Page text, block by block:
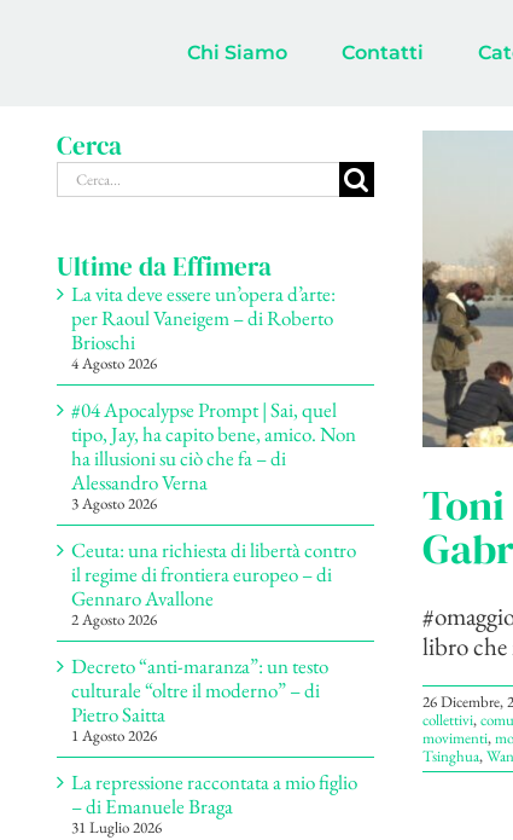
Chi Siamo Contatti
libro che
26 Dicembre,
collettivi,
movimenti,
Tsinghua,
Cerca
Cerca
per:
Ultime da Effimera
La vita deve essere un’opera d’arte:
per Raoul Vaneigem – di Roberto
Brioschi
4 Agosto 2026
#04 Apocalypse Prompt | Sai, quel
tipo, Jay, ha capito bene, amico. Non
ha illusioni su ciò che fa – di
Alessandro Verna
3 Agosto 2026
Ceuta: una richiesta di libertà contro
il regime di frontiera europeo – di
Gennaro Avallone
2 Agosto 2026
Decreto “anti-maranza”: un testo
culturale “oltre il moderno” – di
Pietro Saitta
1 Agosto 2026
La repressione raccontata a mio figlio
– di Emanuele Braga
31 Luglio 2026